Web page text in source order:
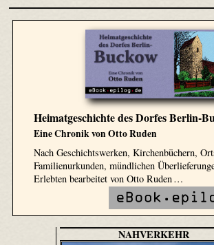
Heimatgeschichte des Dorfes Berlin-
Eine Chronik von Otto Ruden
Nach Geschichtswerken, Kirchenbüchern,
Familienurkunden, mündlichen
Erlebten bearbeitet von Otto Ruden …
NAHVERKEHR